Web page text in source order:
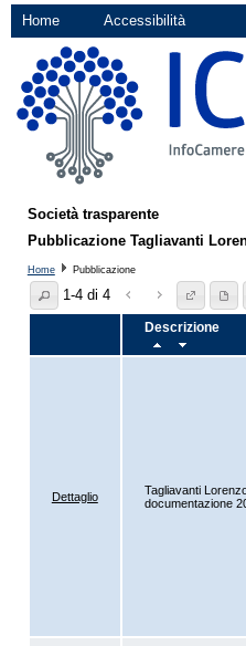
Home Accessibilità
Società trasparente
Pubblicazione Tagliavanti
Home Pubblicazione
1-4 di 4
Descrizione
Dettaglio
Tagliavanti
documentazione